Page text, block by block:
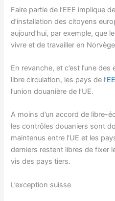
Faire partie de l’EEE implique
d’installation des citoyens
aujourd’hui, par exemple, que
vivre et de travailler en
En revanche, et c’est l’une
libre circulation, les pays de l’
l’union douanière de l’UE.
A moins d’un accord de libre-
les contrôles douaniers sont
maintenus entre l’UE et les
derniers restent libres de fixer
vis des pays tiers.
L’exception suisse